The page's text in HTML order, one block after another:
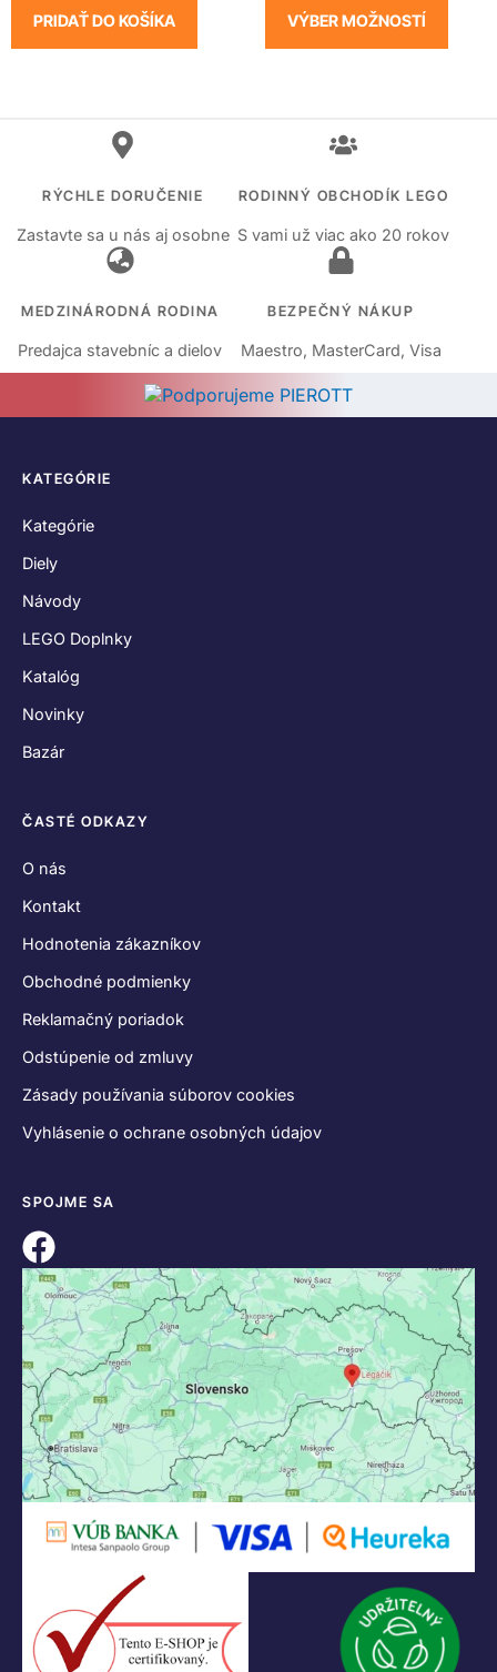
PRIDAŤ DO KOŠÍKA VÝBER MOŽNOSTÍ
RÝCHLE DORUČENIE
Zastavte sa u nás aj osobne
RODINNÝ OBCHODÍK LEGO
S vami už viac ako 20 rokov
MEDZINÁRODNÁ RODINA
Predajca stavebníc a dielov
BEZPEČNÝ NÁKUP
Maestro, MasterCard, Visa
KATEGÓRIE
Kategórie
Diely
Návody
LEGO Doplnky
Katalóg
Novinky
Bazár
ČASTÉ ODKAZY
O nás
Kontakt
Hodnotenia zákazníkov
Obchodné podmienky
Reklamačný poriadok
Odstúpenie od zmluvy
Zásady používania súborov cookies
Vyhlásenie o ochrane osobných údajov
SPOJME SA